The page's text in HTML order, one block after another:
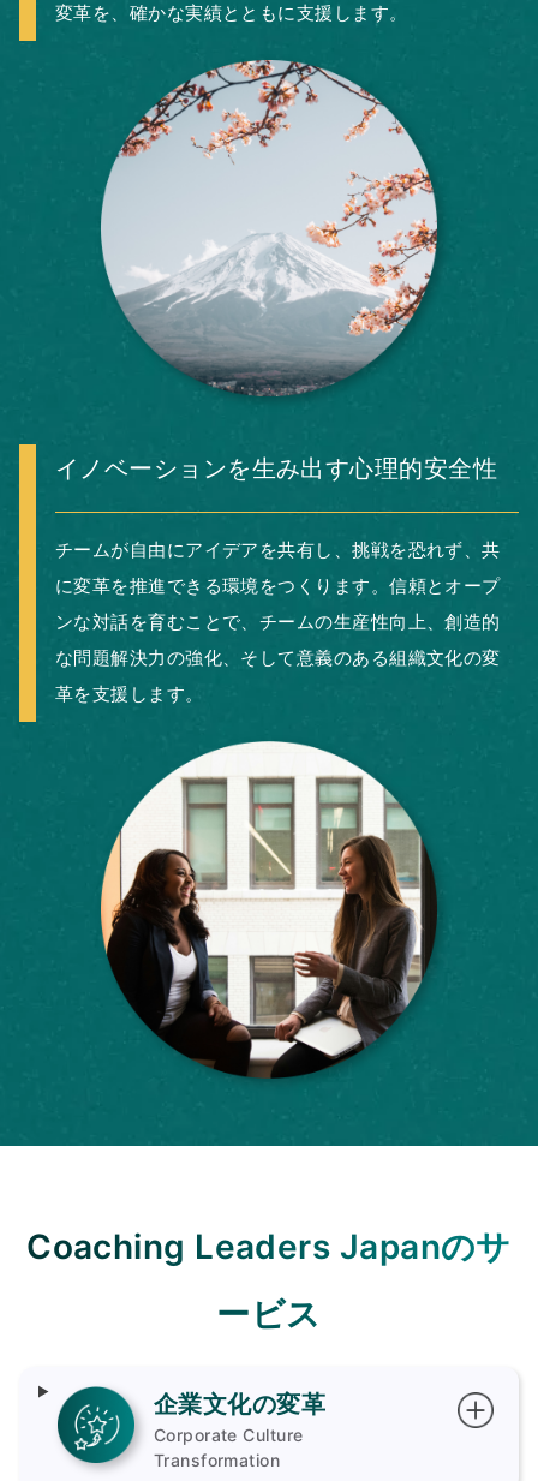
変革を、確かな実績とともに支援します。
イノベーションを生み出す心理的安全性
チームが自由にアイデアを共有し、挑戦を恐れず、共
に変革を推進できる環境をつくります。信頼とオープ
ンな対話を育むことで、チームの生産性向上、創造的
な問題解決力の強化、そして意義のある組織文化の変
革を支援します。
Coaching Leaders Japanのサ
ービス
企業文化の変革
Corporate Culture
Transformation